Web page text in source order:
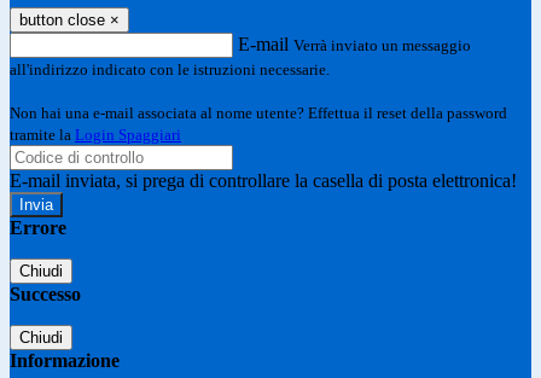
button close ×
E-mail Verrà inviato un messaggio
all'indirizzo indicato con le istruzioni necessarie.
Non hai una e-mail associata al nome utente? Effettua il reset della password
tramite la Login Spaggiari
E-mail inviata, si prega di controllare la casella di posta elettronica!
Errore
Chiudi
Successo
Chiudi
Informazione